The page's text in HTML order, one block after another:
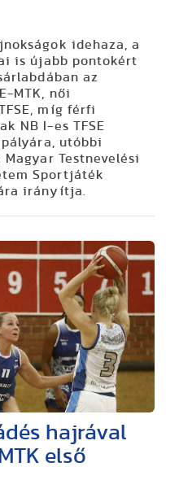
idehaza, a
is újabb pontokért
az
MTK, női
míg férfi
NB I-es TFSE
utóbbi
Testnevelési
Sportjáték
irányítja.
hajrával
első